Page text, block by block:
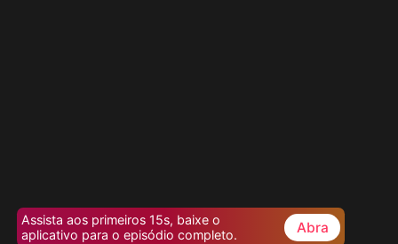
Assista aos primeiros 15s, baixe o
aplicativo para o episódio completo.
Abra